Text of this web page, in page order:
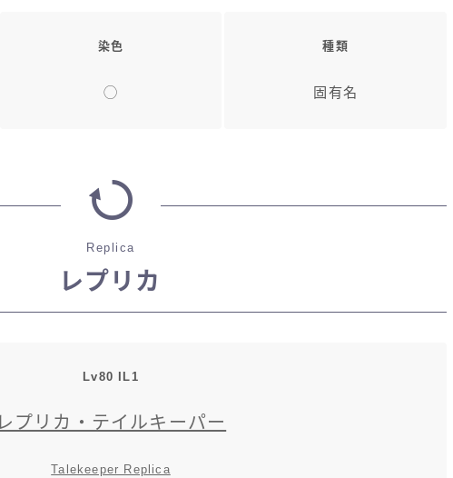
染色
◯
種類
固有名
Replica
レプリカ
Lv80 IL1
レプリカ・テイルキーパー
Talekeeper Replica